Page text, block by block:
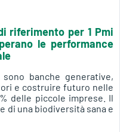
riferimento per 1 Pmi
le performance
banche generative,
e costruire futuro nelle
delle piccole imprese. Il
di una biodiversità sana e